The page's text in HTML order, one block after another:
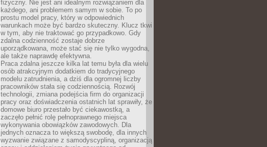
fizyczny. Nie jest ani idealnym rozwiązaniem dla
każdego, ani problemem samym w sobie. To po
prostu model pracy, który w odpowiednich
warunkach może być bardzo skuteczny. Klucz tkwi
w tym, aby nie traktować go przypadkowo. Gdy
zdalna codzienność zostaje dobrze
uporządkowana, może stać się nie tylko wygodna,
ale także naprawdę efektywna.
Praca zdalna jeszcze kilka lat temu była dla wielu
osób atrakcyjnym dodatkiem do tradycyjnego
modelu zatrudnienia, a dziś dla ogromnej liczby
pracowników stała się codziennością. Rozwój
technologii, zmiana podejścia firm do organizacji
pracy oraz doświadczenia ostatnich lat sprawiły, że
domowe biuro przestało być ciekawostką, a
zaczęło pełnić rolę pełnoprawnego miejsca
wykonywania obowiązków zawodowych. Dla
jednych oznacza to większą swobodę, dla innych
wyzwanie związane z samodyscypliną, organizacją